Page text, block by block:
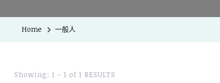
Home 一般人
Showing: 1 - 1 of 1 RESULTS